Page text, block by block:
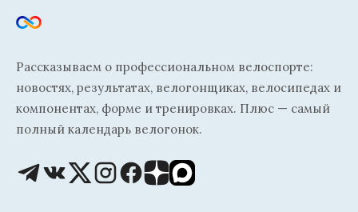
Рассказываем о профессиональном велоспорте:
новостях, результатах, велогонщиках, велосипедах и
компонентах, форме и тренировках. Плюс — самый
полный календарь велогонок.